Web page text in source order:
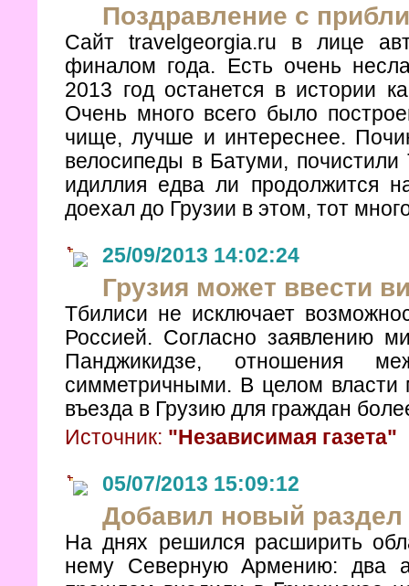
Поздравление с
Сайт travelgeorgia.ru в лице
финалом года. Есть очень
2013 год останется в истории
Очень много всего было
чище, лучше и интереснее.
велосипеды в Батуми,
идиллия едва ли продолжится
доехал до Грузии в этом, тот
25/09/2013 14:02:24
Грузия может ввести
Тбилиси не исключает
Россией. Согласно заявлению
Панджикидзе, отношения
симметричными. В целом власти
въезда в Грузию для граждан
Источник: "Независимая газета"
05/07/2013 15:09:12
Добавил новый
На днях решился расширить
нему Северную Армению: два